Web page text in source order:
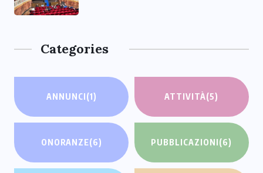
Categories
ANNUNCI(1) ATTIVITÀ(5)
ONORANZE(6) PUBBLICAZIONI(6)